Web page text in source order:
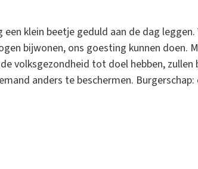
klein beetje geduld aan de dag
bijwonen, ons goesting kunnen doen.
volksgezondheid tot doel hebben, zullen
anders te beschermen. Burgerschap: